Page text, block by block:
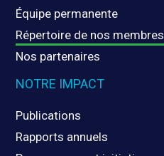
Équipe permanente
Répertoire de nos membres
Nos partenaires
NOTRE IMPACT
Publications
Rapports annuels